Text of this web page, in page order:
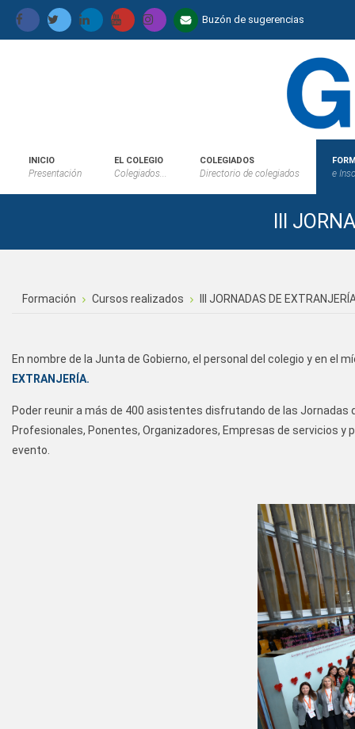
Buzón de sugerencias
INICIO
Presentación
EL COLEGIO
Colegiados...
COLEGIADOS
Directorio de colegiados e
Formación Cursos realizados III JORNADAS DE
III
En nombre de la Junta de Gobierno, el personal del colegio y en
EXTRANJERÍA.
Poder reunir a más de 400 asistentes disfrutando de las
Profesionales, Ponentes, Organizadores, Empresas de servicios y
evento.